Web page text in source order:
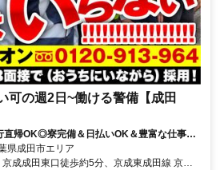
可の週2日~働ける警備【成田
直帰OK◎寮完備＆日払いOK＆豊富な仕事量
も日給保証
県成田市エリア
成成田東口徒歩約5分、京成東成田線 京成